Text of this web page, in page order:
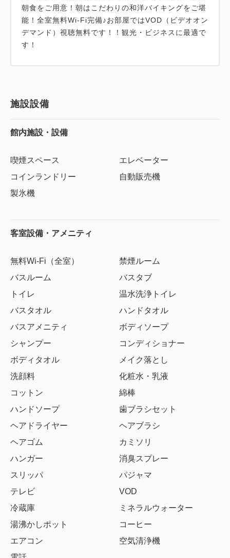
朝食をご用意！朝はこだわりの和洋バイキングをご堪
能！全室無料Wi-Fi完備♪お部屋ではVOD（ビデオオン
デマンド）視聴無料です！！観光・ビジネスに最適で
す！
施設設備
館内施設・設備
喫煙スペース
エレベーター
コインランドリー
自動販売機
製氷機
客室設備・アメニティ
無料Wi-Fi（全室）
禁煙ルーム
バスルーム
バスタブ
トイレ
温水洗浄トイレ
バスタオル
ハンドタオル
バスアメニティ
ボディソープ
シャンプー
コンディショナー
ボディタオル
メイク落とし
洗顔料
化粧水・乳液
コットン
綿棒
ハンドソープ
歯ブラシセット
ヘアドライヤー
ヘアブラシ
ヘアゴム
カミソリ
ハンガー
消臭スプレー
スリッパ
パジャマ
テレビ
VOD
冷蔵庫
ミネラルウォーター
湯沸かしポット
コーヒー
エアコン
空気清浄機